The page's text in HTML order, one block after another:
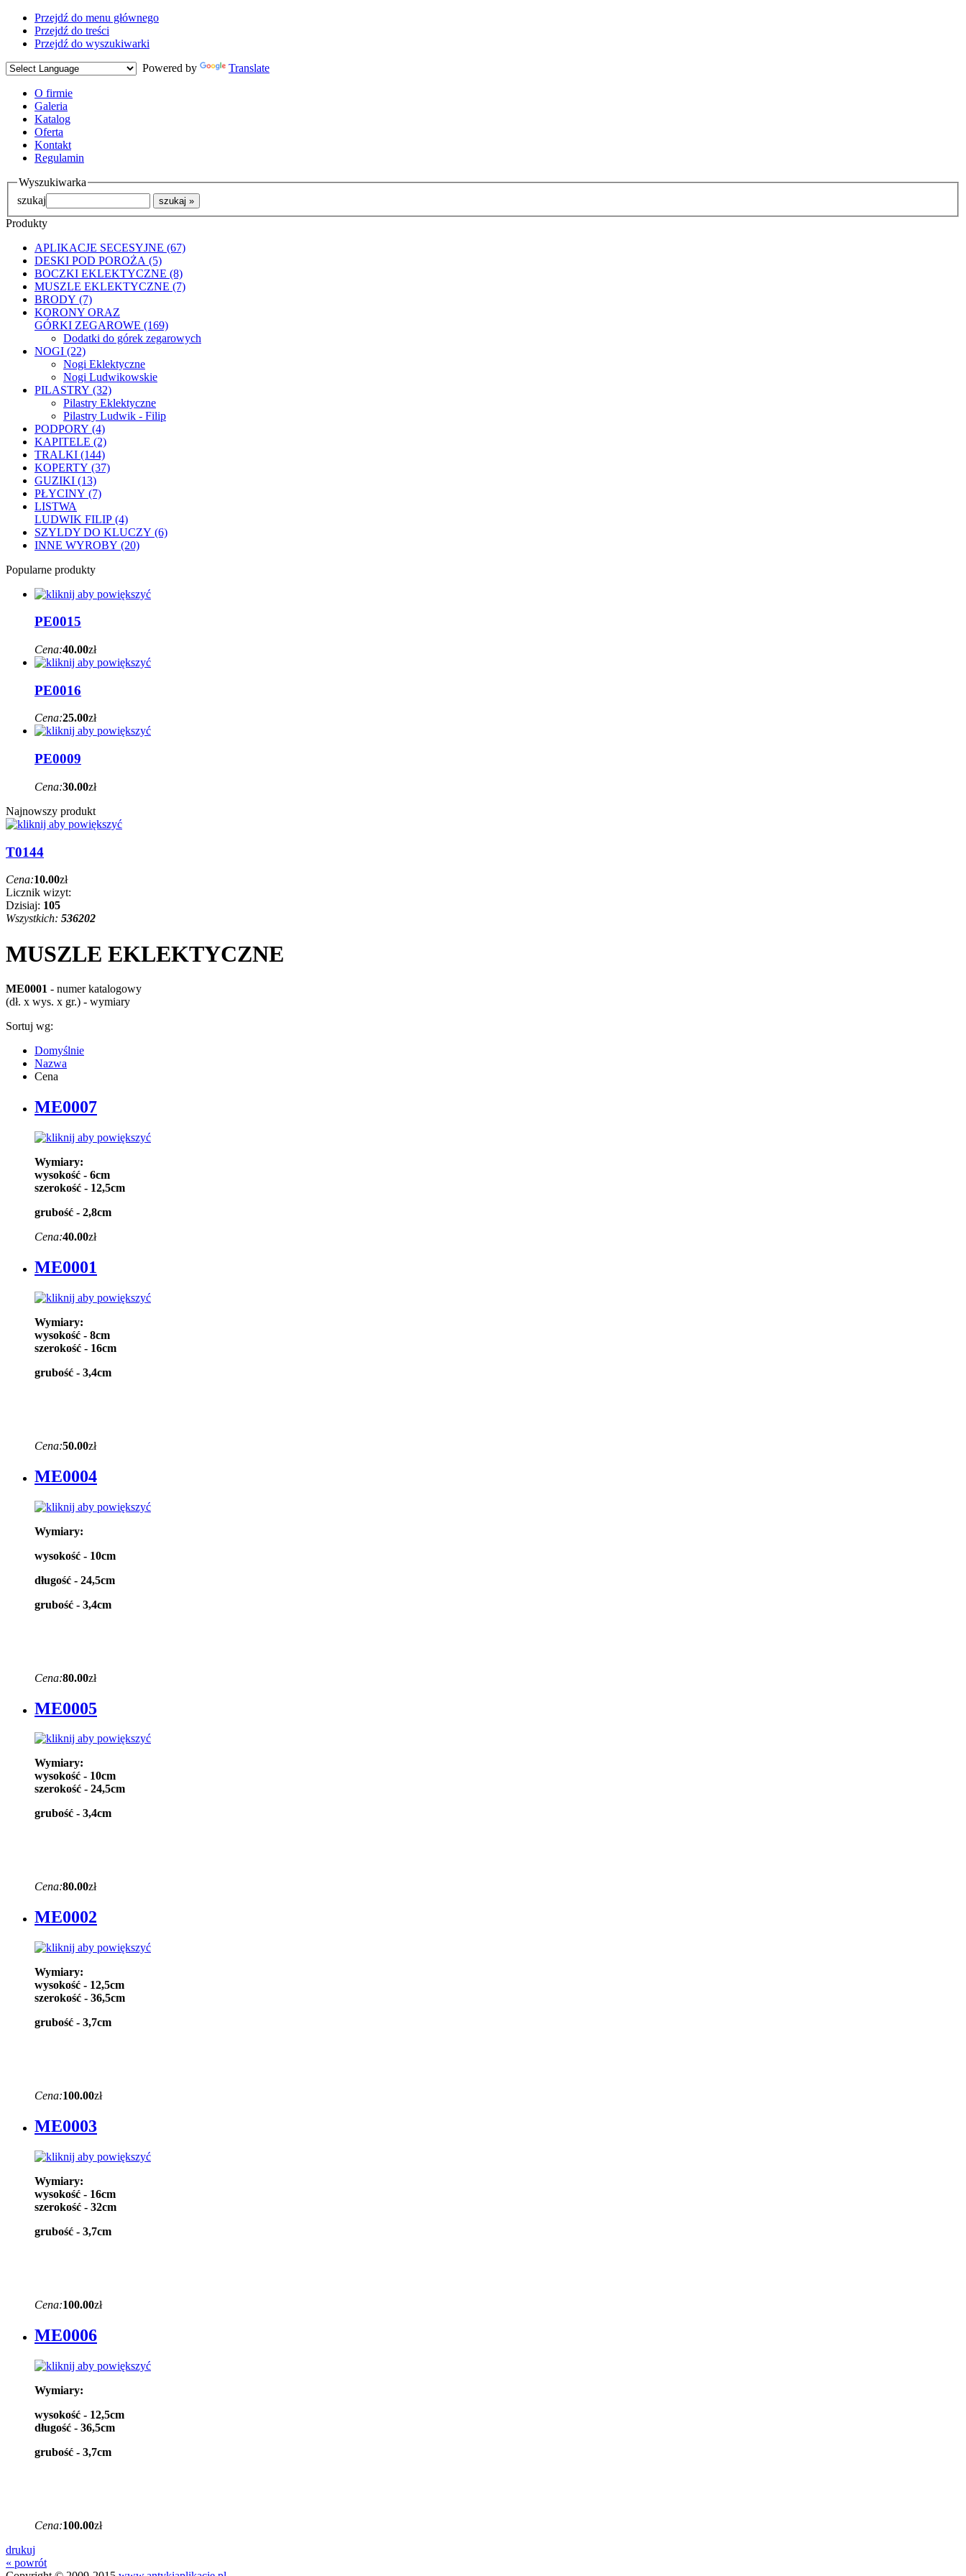
Przejdź do menu głównego
Przejdź do treści
Przejdź do wyszukiwarki
Powered by
Translate
O firmie
Galeria
Katalog
Oferta
Kontakt
Regulamin
Wyszukiwarka
szukaj
Produkty
APLIKACJE SECESYJNE (67)
DESKI POD POROŻA (5)
BOCZKI EKLEKTYCZNE (8)
MUSZLE EKLEKTYCZNE (7)
BRODY (7)
KORONY ORAZ
GÓRKI ZEGAROWE (169)
Dodatki do górek zegarowych
NOGI (22)
Nogi Eklektyczne
Nogi Ludwikowskie
PILASTRY (32)
Pilastry Eklektyczne
Pilastry Ludwik - Filip
PODPORY (4)
KAPITELE (2)
TRALKI (144)
KOPERTY (37)
GUZIKI (13)
PŁYCINY (7)
LISTWA
LUDWIK FILIP (4)
SZYLDY DO KLUCZY (6)
INNE WYROBY (20)
Popularne produkty
PE0015
Cena:40.00zł
PE0016
Cena:25.00zł
PE0009
Cena:30.00zł
Najnowszy produkt
T0144
Cena:10.00zł
Licznik wizyt:
Dzisiaj: 105
Wszystkich: 536202
MUSZLE EKLEKTYCZNE
ME0001 - numer katalogowy
(dł. x wys. x gr.) - wymiary
Sortuj wg:
Domyślnie
Nazwa
Cena
ME0007
Wymiary:
wysokość - 6cm
szerokość - 12,5cm
grubość - 2,8cm
Cena:40.00zł
ME0001
Wymiary:
wysokość - 8cm
szerokość - 16cm
grubość - 3,4cm
Cena:50.00zł
ME0004
Wymiary:
wysokość - 10cm
długość - 24,5cm
grubość - 3,4cm
Cena:80.00zł
ME0005
Wymiary:
wysokość - 10cm
szerokość - 24,5cm
grubość - 3,4cm
Cena:80.00zł
ME0002
Wymiary:
wysokość - 12,5cm
szerokość - 36,5cm
grubość - 3,7cm
Cena:100.00zł
ME0003
Wymiary:
wysokość - 16cm
szerokość - 32cm
grubość - 3,7cm
Cena:100.00zł
ME0006
Wymiary:
wysokość - 12,5cm
długość - 36,5cm
grubość - 3,7cm
Cena:100.00zł
drukuj
« powrót